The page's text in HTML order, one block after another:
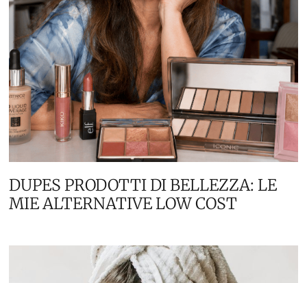
DUPES PRODOTTI DI BELLEZZA: LE
MIE ALTERNATIVE LOW COST